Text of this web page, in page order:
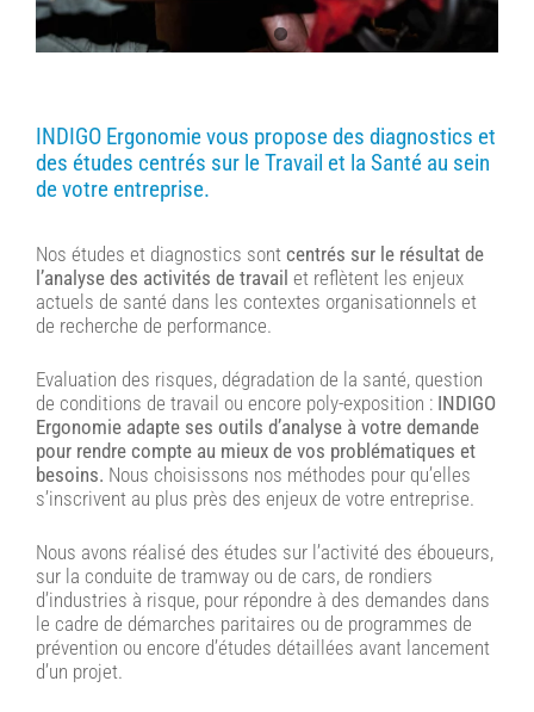
INDIGO Ergonomie vous propose des diagnostics et
des études centrés sur le Travail et la Santé au sein
de votre entreprise.
Nos études et diagnostics sont centrés sur le résultat de
l’analyse des activités de travail et reflètent les enjeux
actuels de santé dans les contextes organisationnels et
de recherche de performance.
Evaluation des risques, dégradation de la santé, question
de conditions de travail ou encore poly-exposition : INDIGO
Ergonomie adapte ses outils d’analyse à votre demande
pour rendre compte au mieux de vos problématiques et
besoins. Nous choisissons nos méthodes pour qu’elles
s’inscrivent au plus près des enjeux de votre entreprise.
Nous avons réalisé des études sur l’activité des éboueurs,
sur la conduite de tramway ou de cars, de rondiers
d’industries à risque, pour répondre à des demandes dans
le cadre de démarches paritaires ou de programmes de
prévention ou encore d’études détaillées avant lancement
d’un projet.